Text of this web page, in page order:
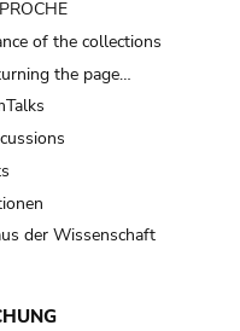
of the collections
the page…
der Wissenschaft